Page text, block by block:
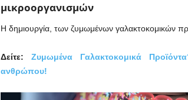
μικροοργανισμών
Η δημιουργία, των ζυμωμένων γαλακτοκομικών
Δείτε: Ζυμωμένα Γαλακτοκομικά
ανθρώπου!